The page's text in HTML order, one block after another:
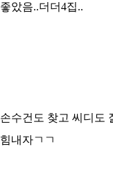
좋았음..더더4집..
손수건도 찾고 씨디도
힘내자ㄱㄱ